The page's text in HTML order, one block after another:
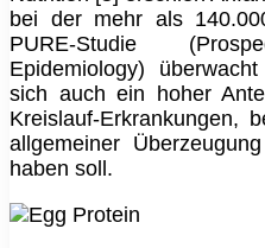
bei der mehr als
PURE-Studie
Epidemiology)
sich auch ein hoher
Kreislauf-Erkrankungen,
allgemeiner
haben soll.